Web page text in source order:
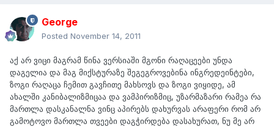
George
Posted November 14, 2011
აქ არ ვიცი მაგრამ წინა ვერსიაში მგონი რაღაცეები უნდა
დაგელია და მაგ მიქსტურაზე შეგეგროვებინა ინგრედეინტები,
ზოგი რაღაცა ჩემით გავჩითე მახსოვს და ზოგი ვიყიდე, ამ
ახალში კანიბალიზმიცაა და ვამპირიზმიც, უზარმაზარი რამეა რა
მართლა დასკანალნა ვინც აპირებს დახურვას არაფერი რომ არ
გამოტოვო მართლა თვეები დაგჭირდება დასახურათ, ნუ მე არ